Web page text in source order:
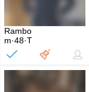
Rambo
m·48·T